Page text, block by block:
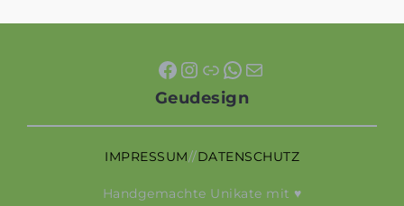
Facebook
Instagram
LinkWhatsApp
E-Mail
Geudesign
IMPRESSUM//DATENSCHUTZ
Handgemachte Unikate mit ♥